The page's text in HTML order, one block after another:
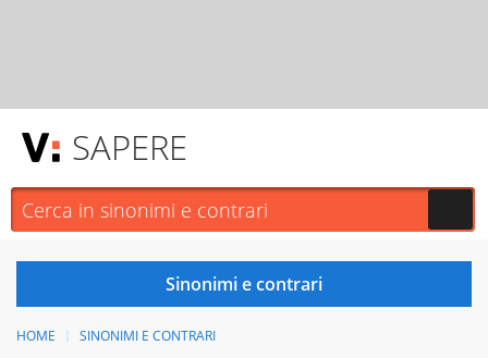
SAPERE
HOME SINONIMI E CONTRARI